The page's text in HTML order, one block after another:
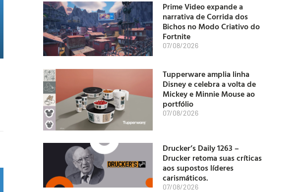
Prime Video expande a
narrativa de Corrida dos
Bichos no Modo Criativo do
Fortnite
07/08/2026
Tupperware amplia linha
Disney e celebra a volta de
Mickey e Minnie Mouse ao
portfólio
07/08/2026
Drucker’s Daily 1263 –
Drucker retoma suas críticas
aos supostos líderes
carismáticos.
07/08/2026